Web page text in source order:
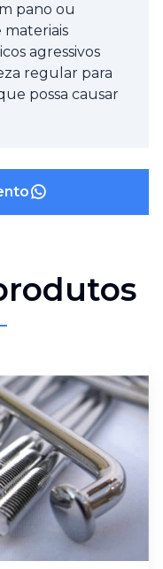
pano ou
materiais
agressivos
regular para
possa causar